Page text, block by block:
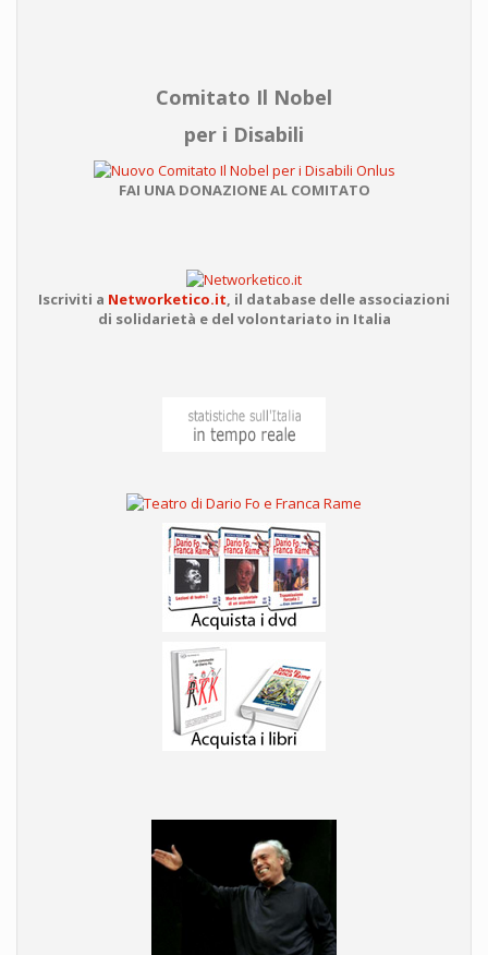
Comitato Il Nobel
per i Disabili
FAI UNA DONAZIONE AL COMITATO
Iscriviti a Networketico.it, il database delle associazioni
di solidarietà e del volontariato in Italia